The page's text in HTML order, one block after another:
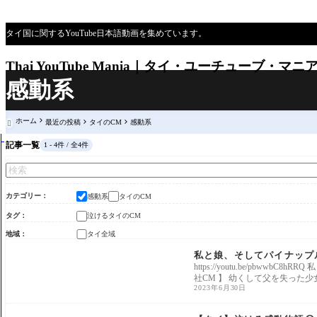
感動系
タイ国に関するYouTube日本語動画を集めています。
Thai YouTube Mania｜タイ・ユーチューブ・マニ
 ホーム 最近の投稿 タイのCM 感動系
記事一覧 1 - 4件 / 全4件
カテゴリー 感動系 タイのCM
タグ 泣けるタイのCM
地域 タイ全域
私と娘、そしてパイナッ
https://youtu.be/pbwwbC8hRRQ
社CM 】 幼くして父を失った少
2023年6月30日